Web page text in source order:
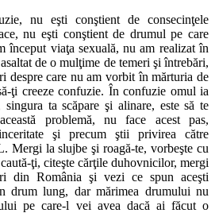
nu eşti conştient de consecinţele
nu eşti conştient de drumul pe care
început viaţa sexuală, nu am realizat în
de o mulţime de temeri şi întrebări,
despre care nu am vorbit în mărturia de
ţi creeze confuzie. În confuzie omul ia
singura ta scăpare şi alinare, este să te
problemă, nu face acest pas,
şi precum ştii privirea către
Mergi la slujbe şi roagă-te, vorbeşte cu
ţi, citeşte cărţile duhovnicilor, mergi
din România şi vezi ce spun aceşti
drum lung, dar mărimea drumului nu
pe care-l vei avea dacă ai făcut o